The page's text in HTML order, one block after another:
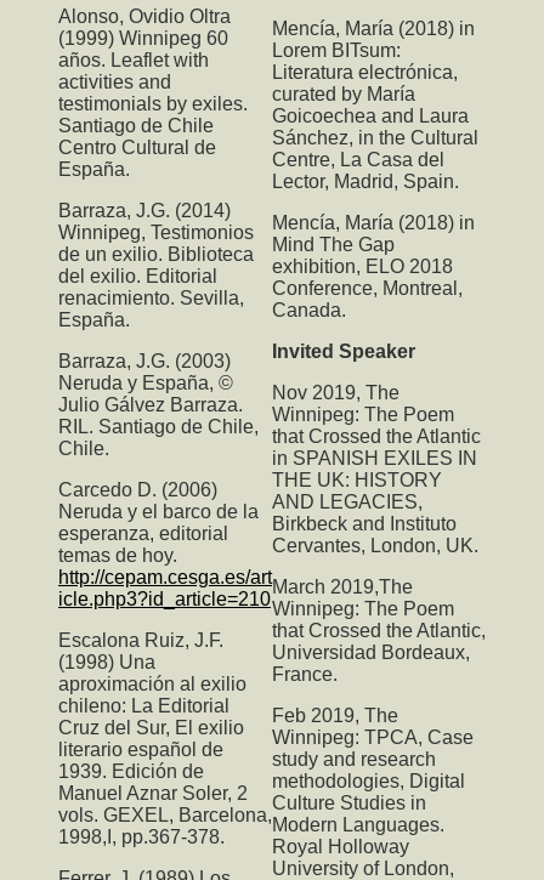
Alonso, Ovidio Oltra
(1999) Winnipeg 60
años. Leaflet with
activities and
testimonials by exiles.
Santiago de Chile
Centro Cultural de
España.
Barraza, J.G. (2014)
Winnipeg, Testimonios
de un exilio. Biblioteca
del exilio. Editorial
renacimiento. Sevilla,
España.
Barraza, J.G. (2003)
Neruda y España, ©
Julio Gálvez Barraza.
RIL. Santiago de Chile,
Chile.
Carcedo D. (2006)
Neruda y el barco de la
esperanza, editorial
temas de hoy.
http://cepam.cesga.es/art
icle.php3?id_article=210
Escalona Ruiz, J.F.
(1998) Una
aproximación al exilio
chileno: La Editorial
Cruz del Sur, El exilio
literario español de
1939. Edición de
Manuel Aznar Soler, 2
vols. GEXEL, Barcelona,
1998,I, pp.367-378.
Mencía, María (2018) in
Lorem BITsum:
Literatura electrónica,
curated by María
Goicoechea and Laura
Sánchez, in the Cultural
Centre, La Casa del
Lector, Madrid, Spain.
Mencía, María (2018) in
Mind The Gap
exhibition, ELO 2018
Conference, Montreal,
Canada.
Invited Speaker
Nov 2019, The
Winnipeg: The Poem
that Crossed the Atlantic
in SPANISH EXILES IN
THE UK: HISTORY
AND LEGACIES,
Birkbeck and Instituto
Cervantes, London, UK.
March 2019,The
Winnipeg: The Poem
that Crossed the Atlantic,
Universidad Bordeaux,
France.
Feb 2019, The
Winnipeg: TPCA, Case
study and research
methodologies, Digital
Culture Studies in
Modern Languages.
Royal Holloway
University of London,